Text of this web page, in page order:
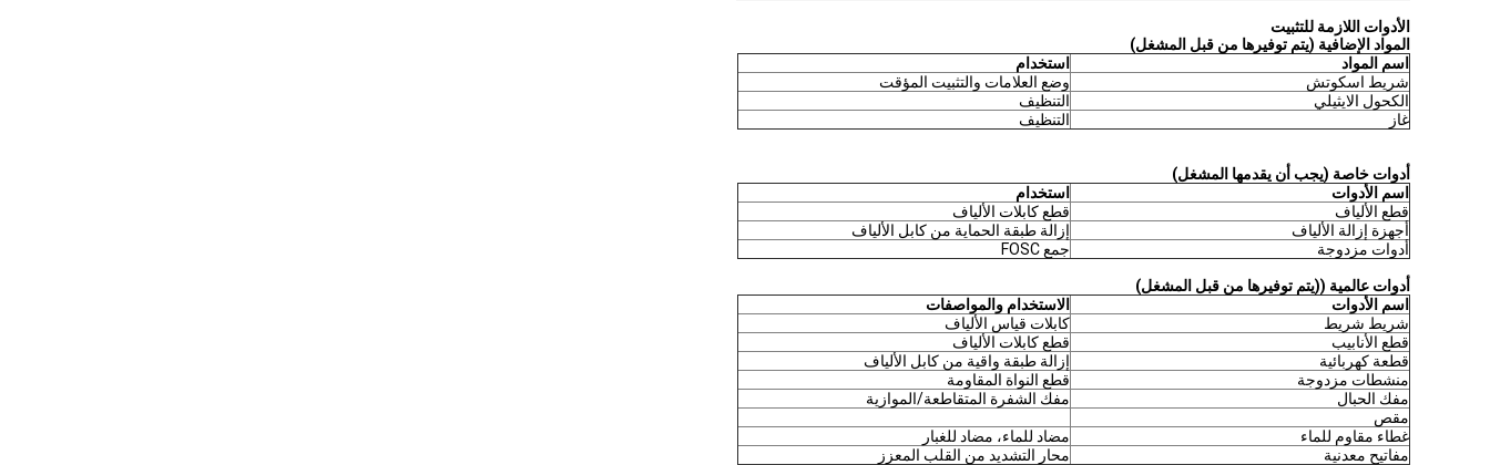
الأدوات اللازمة للتثبيت
المواد الإضافية (يتم توفيرها من قبل المشغل)
اسم المواد
استخدام
شريط اسكوتش
وضع العلامات والتثبيت المؤقت
الكحول الايثيلي
التنظيف
غاز
التنظيف
أدوات خاصة (يجب أن يقدمها المشغل)
اسم الأدوات
استخدام
قطع الألياف
قطع كابلات الألياف
أجهزة إزالة الألياف
إزالة طبقة الحماية من كابل الألياف
أدوات مزدوجة
جمع FOSC
أدوات عالمية ((يتم توفيرها من قبل المشغل)
اسم الأدوات
الاستخدام والمواصفات
شريط شريط
كابلات قياس الألياف
قطع الأنابيب
قطع كابلات الألياف
قطعة كهربائية
إزالة طبقة واقية من كابل الألياف
منشطات مزدوجة
قطع النواة المقاومة
مفك الحبال
مفك الشفرة المتقاطعة/الموازية
مقص
غطاء مقاوم للماء
مضاد للماء، مضاد للغبار
مفاتيح معدنية
محار التشديد من القلب المعزز